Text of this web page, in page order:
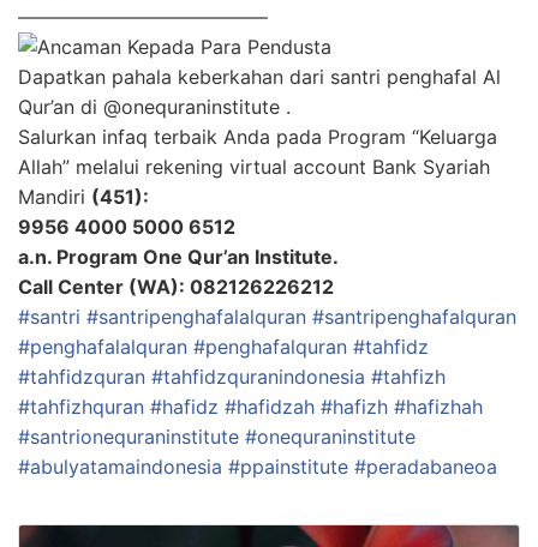
—————————————
Dapatkan pahala keberkahan dari santri penghafal Al
Qur’an di @onequraninstitute .
Salurkan infaq terbaik Anda pada Program “Keluarga
Allah” melalui rekening virtual account Bank Syariah
Mandiri (451):
9956 4000 5000 6512
a.n. Program One Qur’an Institute.
Call Center (WA): 082126226212
#santri #santripenghafalalquran #santripenghafalquran
#penghafalalquran #penghafalquran #tahfidz
#tahfidzquran #tahfidzquranindonesia #tahfizh
#tahfizhquran #hafidz #hafidzah #hafizh #hafizhah
#santrionequraninstitute #onequraninstitute
#abulyatamaindonesia #ppainstitute #peradabaneoa